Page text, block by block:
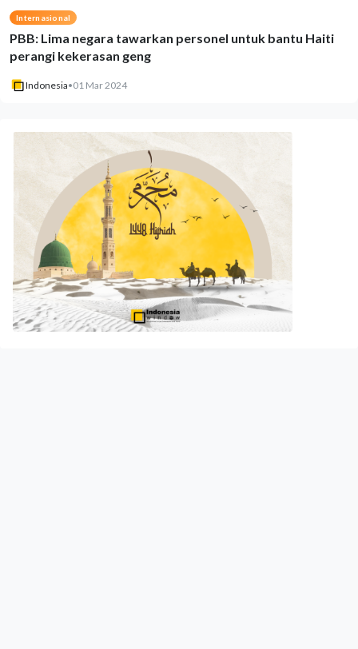
Internasional
PBB: Lima negara tawarkan personel untuk bantu Haiti
perangi kekerasan geng
Indonesia•01 Mar 2024